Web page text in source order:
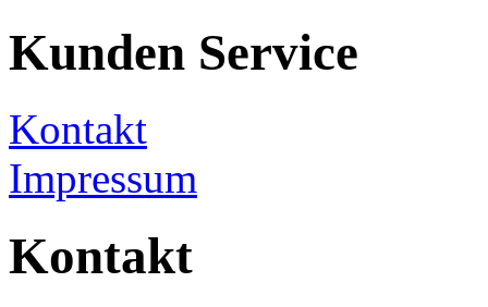
Kunden Service
Kontakt
Impressum
Kontakt